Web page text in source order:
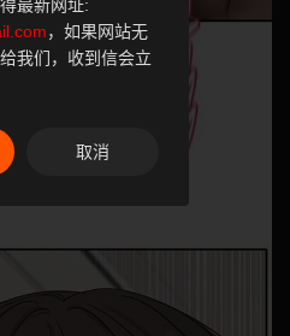
最新网址:
，如果网站无
我们，收到信会立
取消